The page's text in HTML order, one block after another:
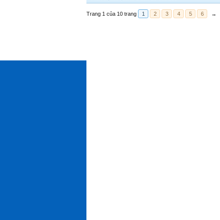
Trang 1 của 10 trang 1 2 3 4 5 6 →